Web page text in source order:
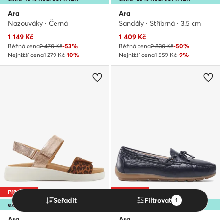
Ara
Nazouváky · Černá
Aktuální cena
1 149 Kč
Běžná cena2 470 Kč-53%
Nejnižší cena1 279 Kč-10%
Ara
Sandály · Stříbrná · 3.5 cm
Aktuální cena
1 409 Kč
Běžná cena2 830 Kč-50%
Nejnižší cena1 559 Kč-9%
extra -15% Kód: SUMMER
Příležitost
extra -15% Kód: SUMMER
Seřadit Filtrovat 1